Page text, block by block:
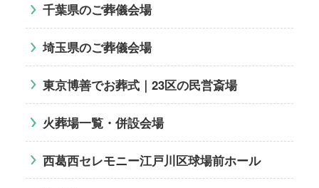
千葉県のご葬儀会場
埼玉県のご葬儀会場
東京博善でお葬式｜23区の民営斎場
火葬場一覧・併設会場
西葛西セレモニー江戸川区球場前ホール